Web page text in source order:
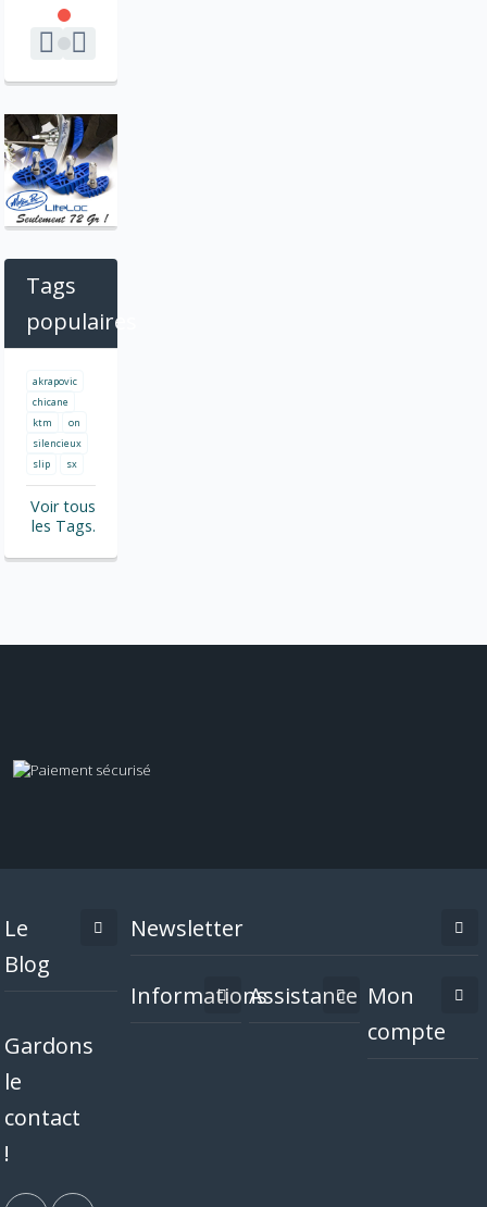
Tags
populaires
akrapovic
chicane
ktm
on
silencieux
slip
sx
Voir tous
les Tags.
Le
Blog
Gardons
le
contact
!
Newsletter
InformationsAssistance Mon
compte